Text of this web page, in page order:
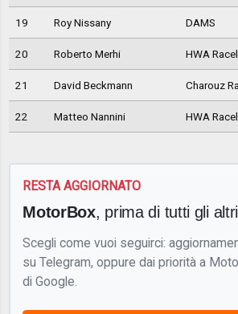
19 Roy Nissany DAMS
20 Roberto Merhi HWA
21 David Beckmann Charouz
22 Matteo Nannini HWA
RESTA AGGIORNATO
MotorBox, prima di tutti gli altri
Scegli come vuoi seguirci:
su Telegram, oppure dai priorità a
di Google.